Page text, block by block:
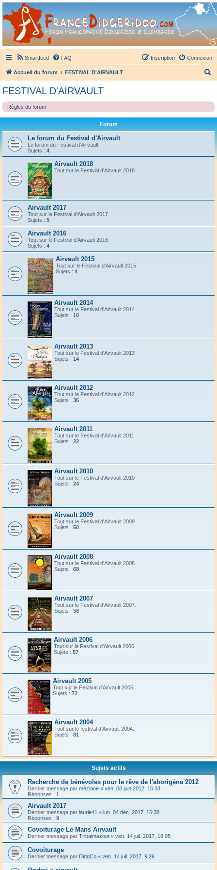
France Didgeridoo
Didgeridoo et Guimbarde sur France Didgeridoo - retrouvez la communauté.
Smartfeed FAQ Connexion
Inscription
Accueil du forum FESTIVAL D'AIRVAULT
e
r
FESTIVAL D'AIRVAULT
Règles du forum
Forum
Le forum du Festival d'Airvault
Le forum du Festival d'Airvault
Sujets : 4
Airvault 2018
Tout sur le Festival d'Airvault 2018
Airvault 2017
Tout sur le Festival d'Airvault 2017
Sujets : 5
Airvault 2016
Tout sur le Festival d'Airvault 2016
Sujets : 4
Airvault 2015
Tout sur le Festival d'Airvault 2015
Sujets : 4
Airvault 2014
Tout sur le Festival d'Airvault 2014
Sujets : 10
Airvault 2013
Tout sur le Festival d'Airvault 2013
Sujets : 14
Airvault 2012
Tout sur le Festival d'Airvault 2012
Sujets : 36
Airvault 2011
Tout sur le Festival d'Airvault 2011
Sujets : 22
Airvault 2010
Tout sur le Festival d'Airvault 2010
Sujets : 24
Airvault 2009
Tout sur le Festival d'Airvault 2009
Sujets : 50
Airvault 2008
Tout sur le Festival d'Airvault 2008.
Sujets : 68
Airvault 2007
Tout sur le Festival d'Airvault 2007.
Sujets : 58
Airvault 2006
Tout sur le Festival d'Airvault 2006.
Sujets : 57
Airvault 2005
Tout sur le Festival d'Airvault 2005.
Sujets : 72
Airvault 2004
Tout sur le festival d'Airvault 2004.
Sujets : 81
Sujets actifs
Recherche de bénévoles pour le rêve de l'aborigène 2012
Dernier message par méziane « ven. 08 juin 2012, 15:33
Réponses : 1
Airvault 2017
Dernier message par laurie41 « lun. 04 déc. 2017, 16:38
Réponses : 9
Covoiturage Le Mans Airvault
Dernier message par Tribalmazoot « ven. 14 juil. 2017, 18:05
Covoiturage
Dernier message par DidgCo « ven. 14 juil. 2017, 9:26